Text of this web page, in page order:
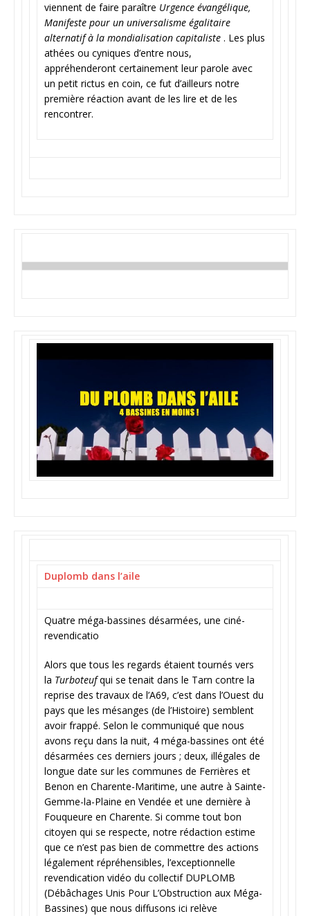
viennent de faire paraître Urgence évangélique,
Manifeste pour un universalisme égalitaire
alternatif à la mondialisation capitaliste . Les plus
athées ou cyniques d’entre nous,
appréhenderont certainement leur parole avec
un petit rictus en coin, ce fut d’ailleurs notre
première réaction avant de les lire et de les
rencontrer.
Duplomb dans l’aile
Quatre méga-bassines désarmées, une ciné-
revendicatio
Alors que tous les regards étaient tournés vers
la Turboteufqui se tenait dans le Tarn contre la
reprise des travaux de l’A69, c’est dans l’Ouest du
pays que les mésanges (de l’Histoire) semblent
avoir frappé. Selon le communiqué que nous
avons reçu dans la nuit, 4 méga-bassines ont été
désarmées ces derniers jours ; deux, illégales de
longue date sur les communes de Ferrières et
Benon en Charente-Maritime, une autre à Sainte-
Gemme-la-Plaine en Vendée et une dernière à
Fouqueure en Charente. Si comme tout bon
citoyen qui se respecte, notre rédaction estime
que ce n’est pas bien de commettre des actions
légalement répréhensibles, l’exceptionnelle
revendication vidéo du collectif DUPLOMB
(Débâchages Unis Pour L’Obstruction aux Méga-
Bassines) que nous diffusons ici relève